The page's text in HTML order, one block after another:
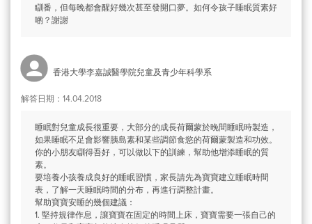
瞓番，但每晚都會醒好幾次甚至發開口夢。如何令孩子睡眠質素好
啲？謝謝
香港大學李嘉誠醫學院兒童及青少年科學系
解答日期：14.04.2018
睡眠對兒童成長很重要，大部分的成長荷爾蒙於晚間睡眠時製造，
如果睡眠不足會影響胰島素和某些調節食慾的荷爾蒙製造和功效。
你的小朋友瞓得吾好，可以做以下的訓練，幫助他增添睡眠的質
素。
要培養小孩養成良好的睡眠習慣，家長請先為寶寶建立睡眠時間
表，了解一天睡眠時間的分布，再進行調整計畫。
幫助寶寶安睡的幾個建議：
1. 堅持規律作息，讓寶寶在固定的時間上床，寶寶需要一張自己的